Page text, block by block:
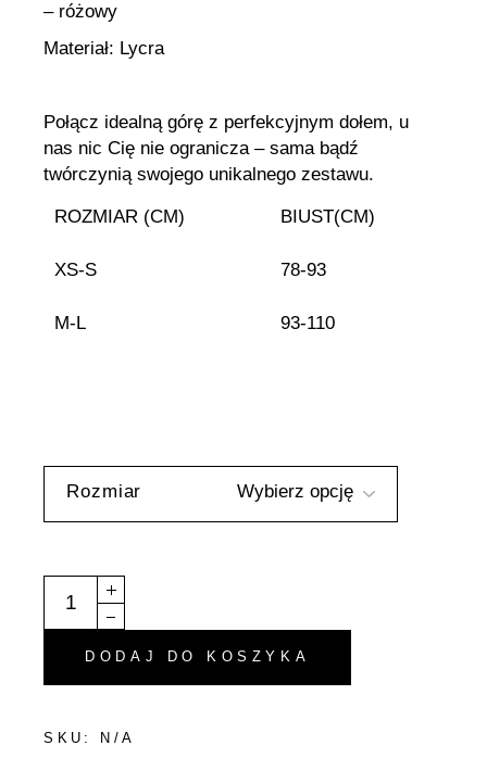
– różowy
Materiał: Lycra
Połącz idealną górę z perfekcyjnym dołem, u
nas nic Cię nie ogranicza – sama bądź
twórczynią swojego unikalnego zestawu.
ROZMIAR (CM) BIUST(CM)
XS-S 78-93
M-L 93-110
Rozmiar
Bikini Góra - "Luciana" - Różowy quantity
DODAJ DO KOSZYKA
SKU: N/A